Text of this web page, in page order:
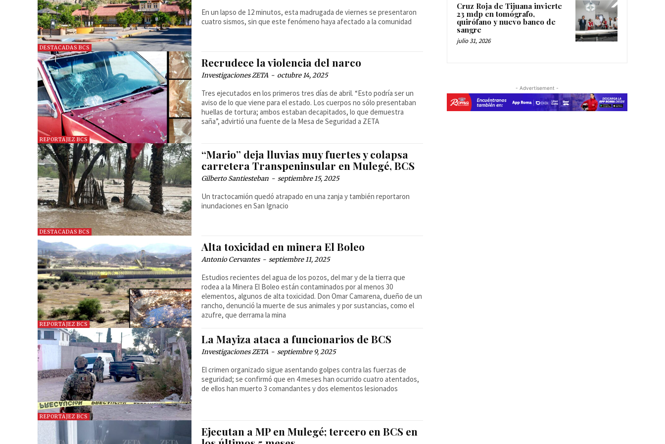
DESTACADAS BCS
En un lapso de 12 minutos, esta madrugada de viernes se presentaron
cuatro sismos, sin que este fenómeno haya afectado a la comunidad
REPORTAJEZ BCS
Recrudece la violencia del narco
Investigaciones ZETA - octubre 14, 2025
Tres ejecutados en los primeros tres días de abril. “Esto podría ser un
aviso de lo que viene para el estado. Los cuerpos no sólo presentaban
huellas de tortura; ambos estaban decapitados, lo que demuestra
saña”, advirtió una fuente de la Mesa de Seguridad a ZETA
DESTACADAS BCS
“Mario” deja lluvias muy fuertes y colapsa
carretera Transpeninsular en Mulegé, BCS
Gilberto Santiesteban - septiembre 15, 2025
Un tractocamión quedó atrapado en una zanja y también reportaron
inundaciones en San Ignacio
REPORTAJEZ BCS
Alta toxicidad en minera El Boleo
Antonio Cervantes - septiembre 11, 2025
Estudios recientes del agua de los pozos, del mar y de la tierra que
rodea a la Minera El Boleo están contaminados por al menos 30
elementos, algunos de alta toxicidad. Don Omar Camarena, dueño de un
rancho, denunció la muerte de sus animales y por sustancias, como el
azufre, que derrama la mina
REPORTAJEZ BCS
La Mayiza ataca a funcionarios de BCS
Investigaciones ZETA - septiembre 9, 2025
El crimen organizado sigue asentando golpes contra las fuerzas de
seguridad; se confirmó que en 4 meses han ocurrido cuatro atentados,
de ellos han muerto 3 comandantes y dos elementos lesionados
Ejecutan a MP en Mulegé; tercero en BCS en
Cruz Roja de Tijuana invierte
23 mdp en tomógrafo,
quirófano y nuevo banco de
sangre
julio 31, 2026
- Advertisement -